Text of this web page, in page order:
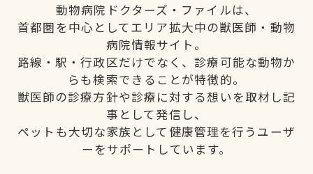
動物病院ドクターズ・ファイルは、
首都圏を中心としてエリア拡大中の獣医師・動物
病院情報サイト。
路線・駅・行政区だけでなく、診療可能な動物か
らも検索できることが特徴的。
獣医師の診療方針や診療に対する想いを取材し記
事として発信し、
ペットも大切な家族として健康管理を行うユーザ
ーをサポートしています。